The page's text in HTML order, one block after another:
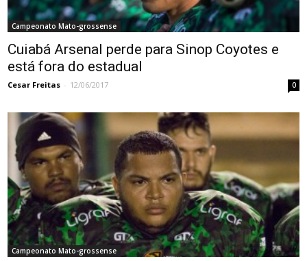
Campeonato Mato-grossense
Cuiabá Arsenal perde para Sinop Coyotes e
está fora do estadual
Cesar Freitas - 12/06/2017 0
Campeonato Mato-grossense